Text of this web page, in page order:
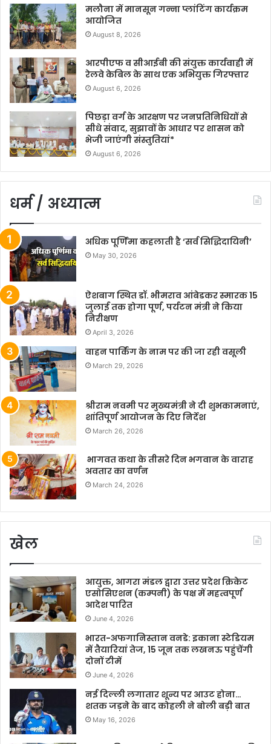
मलौना में मानसून गन्ना प्लांटिंग कार्यक्रम
आयोजित
August 8, 2026
आरपीएफ व सीआईबी की संयुक्त कार्यवाही में
रेलवे केबिल के साथ एक अभियुक्त गिरफ्तार
August 6, 2026
पिछड़ा वर्ग के आरक्षण पर जनप्रतिनिधियों से
सीधे संवाद, सुझावों के आधार पर शासन को
भेजी जाएंगी संस्तुतियां*
August 6, 2026
धर्म / अध्यात्म
अधिक पूर्णिमा कहलाती है ‘सर्व सिद्धिदायिनी’
May 30, 2026
ऐशबाग स्थित डॉ. भीमराव आंबेडकर स्मारक 15
जुलाई तक होगा पूर्ण, पर्यटन मंत्री ने किया
निरीक्षण
April 3, 2026
वाहन पार्किंग के नाम पर की जा रही वसूली
March 29, 2026
श्रीराम नवमी पर मुख्यमंत्री ने दी शुभकामनाएं,
शांतिपूर्ण आयोजन के दिए निर्देश
March 26, 2026
भागवत कथा के तीसरे दिन भगवान के वाराह
अवतार का वर्णन
March 24, 2026
खेल
आयुक्त, आगरा मंडल द्वारा उत्तर प्रदेश क्रिकेट
एसोसिएशन (कम्पनी) के पक्ष में महत्वपूर्ण
आदेश पारित
June 4, 2026
भारत-अफगानिस्तान वनडे: इकाना स्टेडियम
में तैयारियां तेज, 15 जून तक लखनऊ पहुंचेंगी
दोनों टीमें
June 4, 2026
नई दिल्ली लगातार शून्य पर आउट होना…
शतक जड़ने के बाद कोहली ने बोली बड़ी बात
May 16, 2026